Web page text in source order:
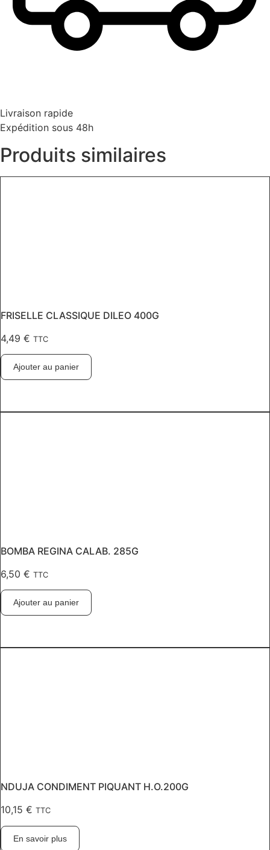
Livraison rapide
Expédition sous 48h
Produits similaires
FRISELLE CLASSIQUE DILEO 400G
4,49 € TTC
Ajouter au panier
BOMBA REGINA CALAB. 285G
6,50 € TTC
Ajouter au panier
NDUJA CONDIMENT PIQUANT H.O.200G
10,15 € TTC
En savoir plus